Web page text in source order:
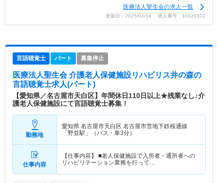
医療法人聖生会の求人一覧
更新日：2025/02/14 求人番号：10120312
言語聴覚士 パート 募集停止
医療法人聖生会 介護老人保健施設リハビリス井の森の
言語聴覚士求人(パート)
【愛知県／名古屋市天白区】年間休日110日以上★残業なし♪介
護老人保健施設にて言語聴覚士募集！
勤務地
愛知県 名古屋市天白区 名古屋市営地下鉄桜通線
「野並駅」（バス・車3分）
仕事内容
【仕事内容】 ■老人保健施設で入所者・通所者への
リハビリテーション業務を行って…